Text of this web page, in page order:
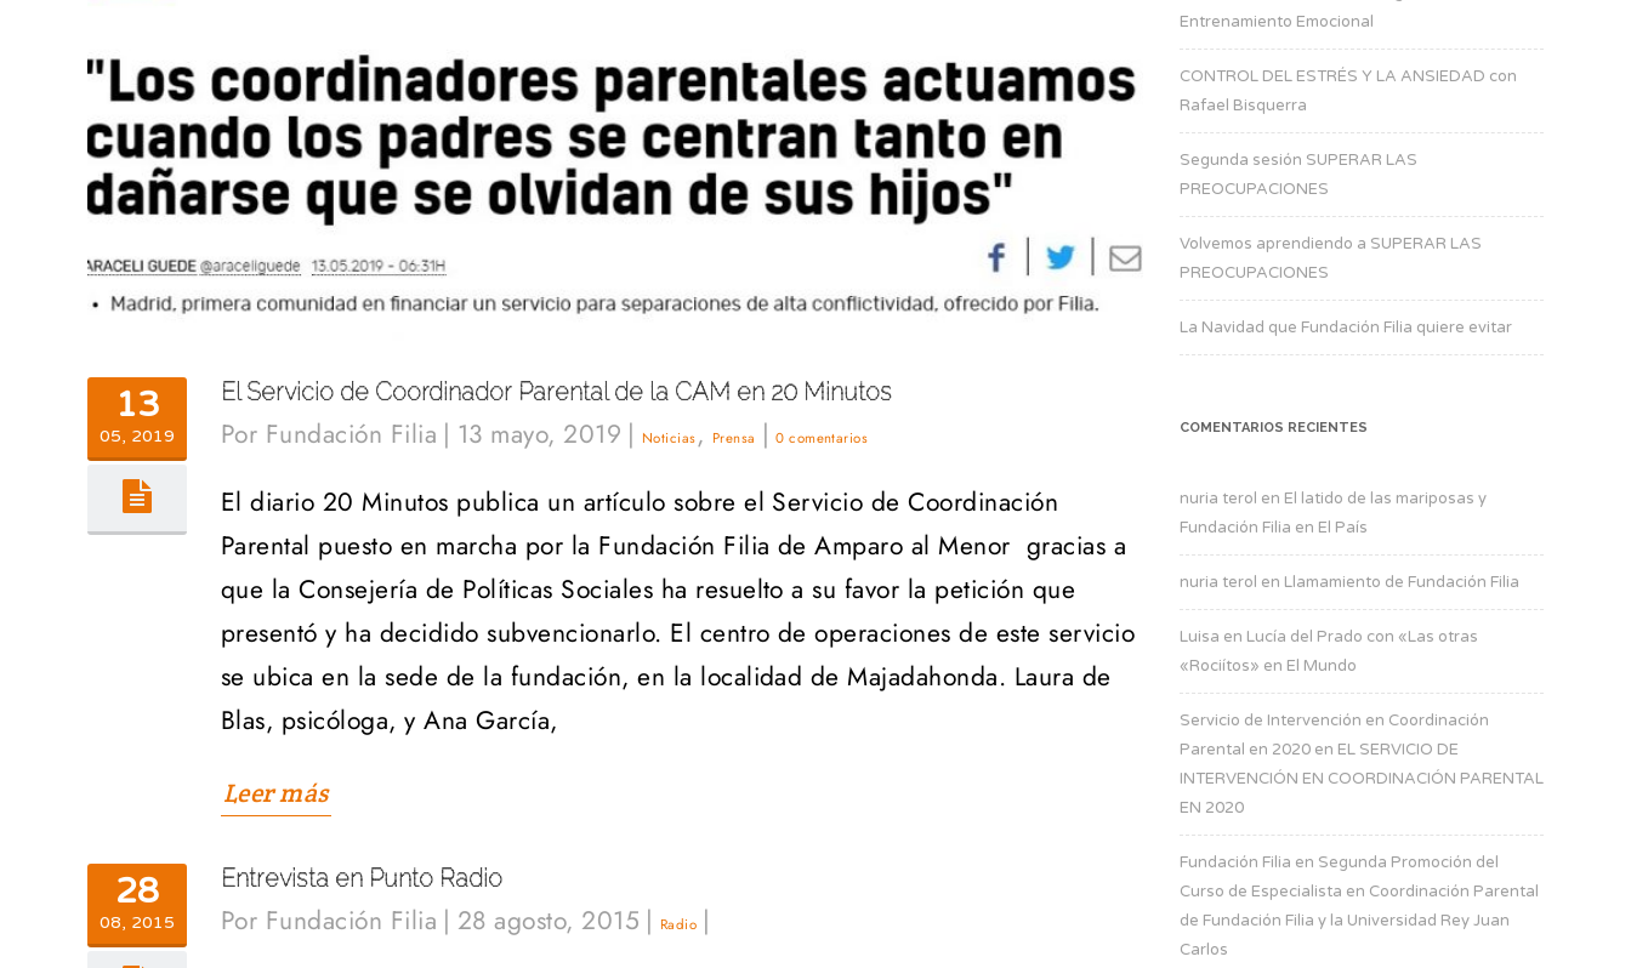
13
05, 2019
El Servicio de Coordinador Parental de la CAM en 20 Minutos
Por Fundación Filia | 13 mayo, 2019 | Noticias, Prensa | 0 comentarios
El diario 20 Minutos publica un artículo sobre el Servicio de Coordinación
Parental puesto en marcha por la Fundación Filia de Amparo al Menor gracias a
que la Consejería de Políticas Sociales ha resuelto a su favor la petición que
presentó y ha decidido subvencionarlo. El centro de operaciones de este servicio
se ubica en la sede de la fundación, en la localidad de Majadahonda. Laura de
Blas, psicóloga, y Ana García,
Leer más
28
08, 2015
Entrevista en Punto Radio
Por Fundación Filia | 28 agosto, 2015 | Radio |
Entrenamiento Emocional
CONTROL DEL ESTRÉS Y LA ANSIEDAD con
Rafael Bisquerra
Segunda sesión SUPERAR LAS
PREOCUPACIONES
Volvemos aprendiendo a SUPERAR LAS
PREOCUPACIONES
La Navidad que Fundación Filia quiere evitar
COMENTARIOS RECIENTES
nuria terol en El latido de las mariposas y
Fundación Filia en El País
nuria terol en Llamamiento de Fundación Filia
Luisa en Lucía del Prado con «Las otras
«Rociítos» en El Mundo
Servicio de Intervención en Coordinación
Parental en 2020 en EL SERVICIO DE
INTERVENCIÓN EN COORDINACIÓN PARENTAL
EN 2020
Fundación Filia en Segunda Promoción del
Curso de Especialista en Coordinación Parental
de Fundación Filia y la Universidad Rey Juan
Carlos